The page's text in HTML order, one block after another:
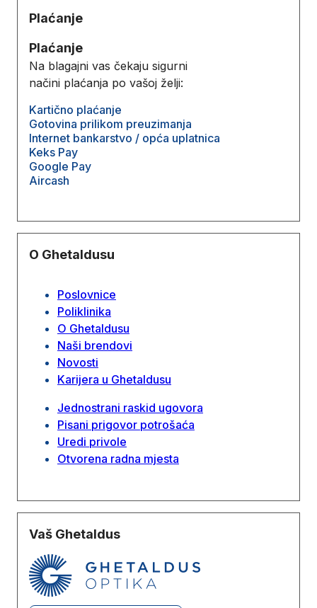
Plaćanje
Plaćanje
Na blagajni vas čekaju sigurni
načini plaćanja po vašoj želji:
Kartično plaćanje
Gotovina prilikom preuzimanja
Internet bankarstvo / opća uplatnica
Keks Pay
Google Pay
Aircash
O Ghetaldusu
Poslovnice
Poliklinika
O Ghetaldusu
Naši brendovi
Novosti
Karijera u Ghetaldusu
Jednostrani raskid ugovora
Pisani prigovor potrošaća
Uredi privole
Otvorena radna mjesta
Vaš Ghetaldus